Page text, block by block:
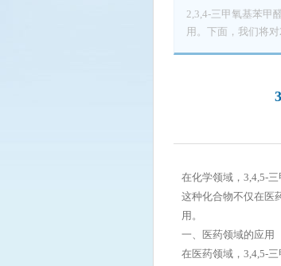
2,3,4-三甲氧基苯甲
用。下面，我们将对2,3,4-三甲氧基
结晶粉末形式存在
170°C（在12毫米
他具有特定功能的化
域 医药领域：2,3,4-三甲氧基苯甲醛是一种重要的医药中间体，被广泛用于合成具有生物活性的药物分子或
盐酸盐等药物的主要
域：除了医药领域
有机分子的起始原料或
在化学领域，3,4,5-
这种化合物不仅在医
用。
一、医药领域的应用
在医药领域，3,4,5-